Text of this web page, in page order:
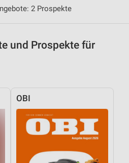
2 Prospekte
und Prospekte für
OBI